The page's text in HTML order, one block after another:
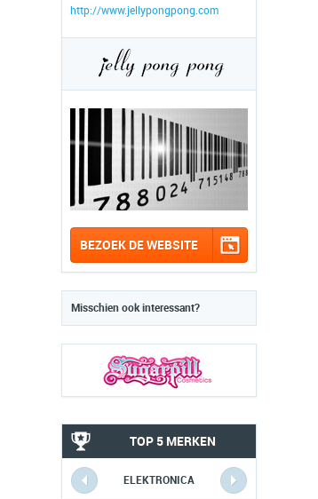
http://www.jellypongpong.com
BEZOEK DE WEBSITE
Misschien ook interessant?
TOP 5 MERKEN
ELEKTRONICA